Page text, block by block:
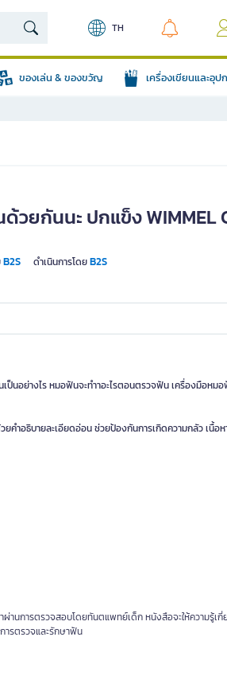
TH
ของเล่น & ของขวัญ เครื่องเขียนและอุ
วยกันนะ ปกแข็ง WIMMEL
B2S ดำเนินการโดยB2S
ป็นอย่างไร หมอฟันจะทำาอะไรตอนตรวจฟัน เครื่องมือหมอ
คำอธิบายละเอียดอ่อน ช่วยป้องกันการเกิดความกลัว เนื้อห
านการตรวจสอบโดยทันตแพทย์เด็ก หนังสือจะให้ความรู้เกี่
ารตรวจและรักษาฟัน